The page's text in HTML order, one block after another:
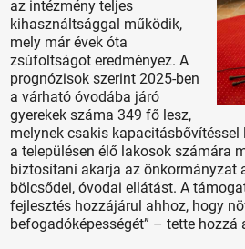
az intézmény teljes
kihasználtsággal működik,
mely már évek óta
zsúfoltságot eredményez. A
prognózisok szerint 2025-ben
a várható óvodába járó
gyerekek száma 349 fő lesz,
melynek csakis kapacitásbővítéssel
a településen élő lakosok számára
biztosítani akarja az önkormányzat
bölcsődei, óvodai ellátást. A
fejlesztés hozzájárul ahhoz, hogy
befogadóképességét” – tette hozzá